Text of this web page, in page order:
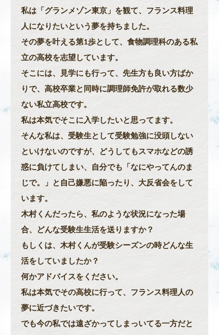
私は「グランメゾン東京」を観て、フランス料理
人になりたいという夢を持ちました。
その夢を叶える第1歩として、食物調理科のある私
立の高校を志望しています。
そこには、見学にも行って、先生方も良い方ばか
りで、高校卒業と同時に調理師免許が取れる数少
ない私立高校です。
私は本気でそこに入学したいと思ってます。
そんな私は、受験生として受験勉強に没頭しない
といけないのですが、どうしてもスマホなどの誘
惑に負けてしまい、自分でも「なにやってんのま
じで。」と自己嫌悪に陥ったり、大反省会をして
います。
木村くんだったら、私のような状況になった場
合、どんな受験生生活を送りますか？
もしくは、木村くんが受験シーズンの時どんな生
活をしていましたか？
何かアドバイスをください。
私は本気でその高校に行って、フランス料理人の
夢に近づきたいです。
でも今の私では遠ざかってしまっいてる一方だと